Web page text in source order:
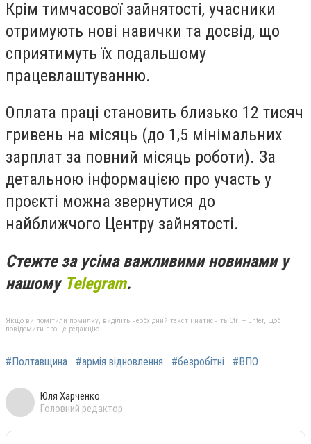
Крім тимчасової зайнятості, учасники
отримують нові навички та досвід, що
сприятимуть їх подальшому
працевлаштуванню.
Оплата праці становить близько 12 тисяч
гривень на місяць (до 1,5 мінімальних
зарплат за повний місяць роботи). За
детальною інформацією про участь у
проєкті можна звернутися до
найближчого Центру зайнятості.
Стежте за усіма важливими новинами у
нашому Telegram.
Якщо ви помітили помилку, виділіть необхідний текст і натисніть Ctrl + Enter, щоб
повідомити про це редакцію
#Полтавщина #армія відновлення #безробітні #ВПО
Юля Харченко
Головний редактор